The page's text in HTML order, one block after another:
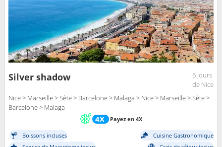
Silver shadow
6 jours
de Nice
Nice > Marseille > Sète > Barcelone > Malaga > Nice > Marseille > Sète >
Barcelone > Malaga
Payez en 4X
Boissons incluses
Cuisine Gastronomique